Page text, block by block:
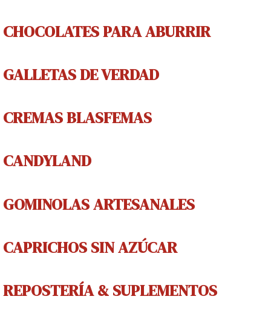
CHOCOLATES PARA ABURRIR
GALLETAS DE VERDAD
CREMASBLASFEMAS
CANDYLAND
GOMINOLASARTESANALES
CAPRICHOSSIN AZÚCAR
REPOSTERÍA & SUPLEMENTOS